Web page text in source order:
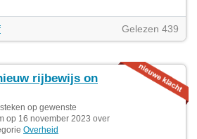
Gelezen 439
rijbewijs on
op gewenste
op 16 november 2023 over
Overheid